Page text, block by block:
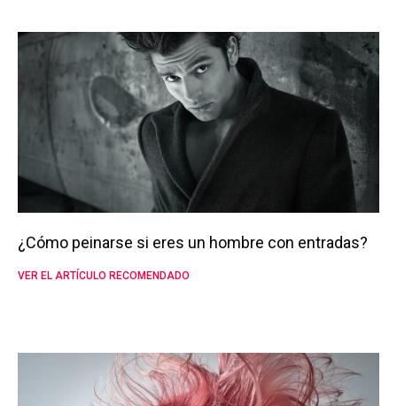
¿Cómo peinarse si eres un hombre con entradas?
VER EL ARTÍCULO RECOMENDADO